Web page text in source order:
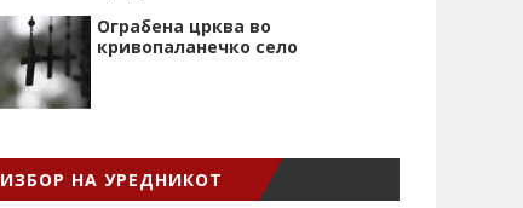
Ограбена црква во
кривопаланечко село
ИЗБОР НА УРЕДНИКОТ